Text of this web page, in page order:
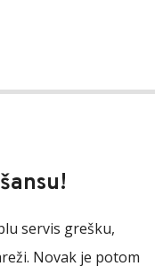
servis grešku,
Novak je potom